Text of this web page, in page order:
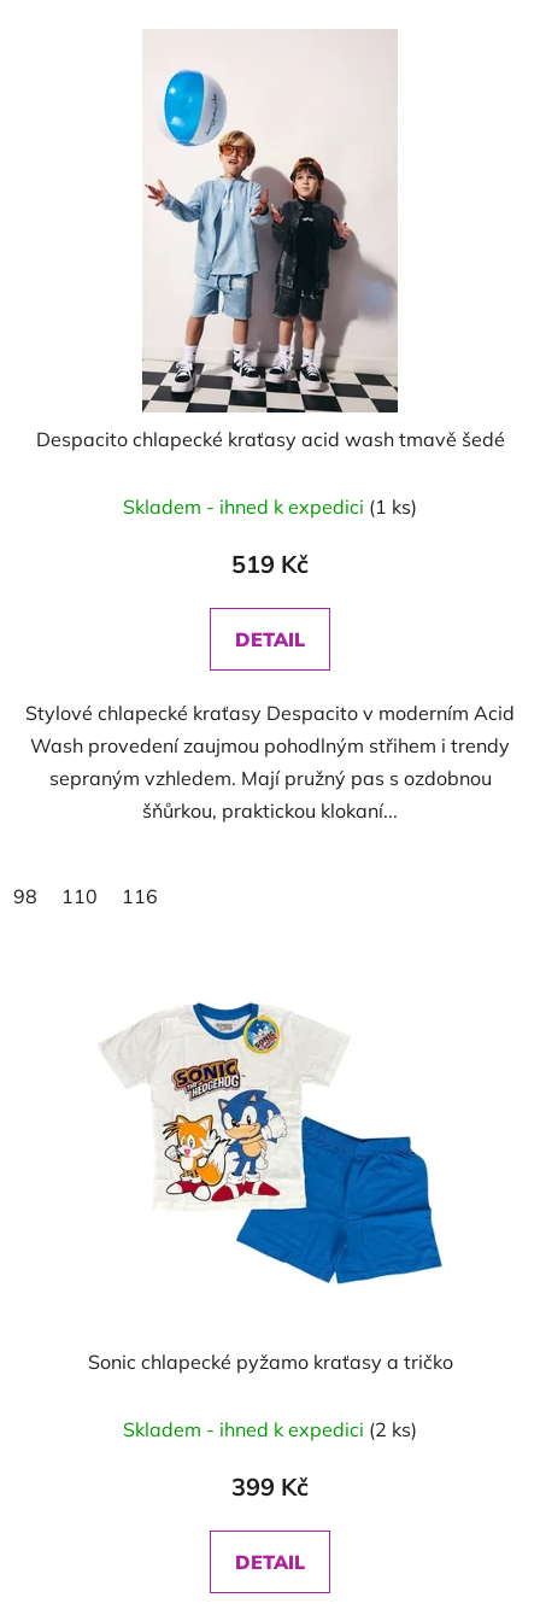
Despacito chlapecké kraťasy acid wash tmavě šedé
Skladem - ihned k expedici (1 ks)
519 Kč
DETAIL
Stylové chlapecké kraťasy Despacito v moderním Acid
Wash provedení zaujmou pohodlným střihem i trendy
sepraným vzhledem. Mají pružný pas s ozdobnou
šňůrkou, praktickou klokaní...
98 110 116
Sonic chlapecké pyžamo kraťasy a tričko
Skladem - ihned k expedici (2 ks)
399 Kč
DETAIL